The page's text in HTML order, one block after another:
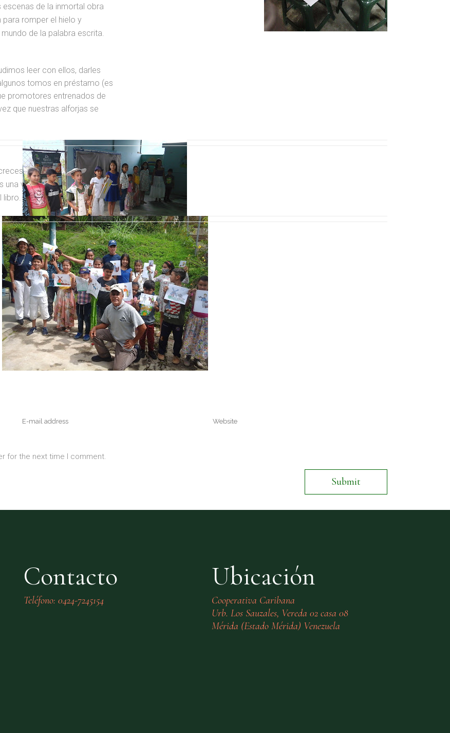
de la inmortal obra
para romper el hielo y
de la palabra escrita.
leer con ellos, darles
tomos en préstamo (es
promotores entrenados de
que nuestras alforjas se
aunque, debemos decir
una vez cada semana. Ese,
libro.
for the next time I comment.
Contacto
Teléfono: 0424-7245154
Ubicación
Cooperativa Caribana
Urb. Los Sauzales, Vereda 02 casa 08
Mérida (Estado Mérida) Venezuela